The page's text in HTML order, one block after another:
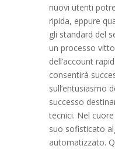
nuovi utenti
ripida, eppure
gli standard del
un processo
dell’account
consentirà
sull’entusiasmo
successo
tecnici. Nel
suo sofisticato
automatizzato.